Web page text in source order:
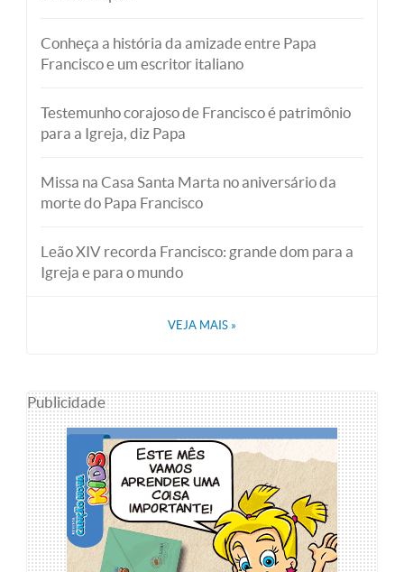
Conheça a história da amizade entre Papa
Francisco e um escritor italiano
Testemunho corajoso de Francisco é patrimônio
para a Igreja, diz Papa
Missa na Casa Santa Marta no aniversário da
morte do Papa Francisco
Leão XIV recorda Francisco: grande dom para a
Igreja e para o mundo
VEJA MAIS »
Publicidade